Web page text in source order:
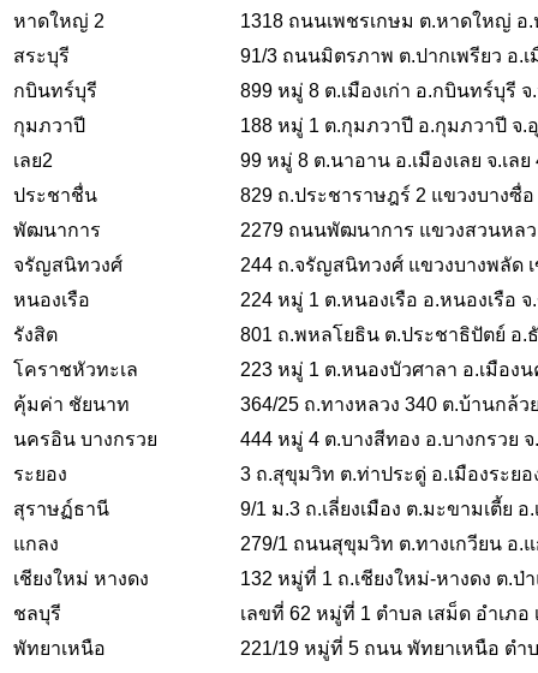
หาดใหญ่ 2
1318 ถนนเพชรเกษม ต.หาดใหญ่ อ
สระบุรี
91/3 ถนนมิตรภาพ ต.ปากเพรียว อ.เ
กบินทร์บุรี
899 หมู่ 8 ต.เมืองเก่า อ.กบินทร์บุรี
กุมภวาปี
188 หมู่ 1 ต.กุมภวาปี อ.กุมภวาปี จ.
เลย2
99 หมู่ 8 ต.นาอาน อ.เมืองเลย จ.เลย
ประชาชื่น
829 ถ.ประชาราษฎร์ 2 แขวงบางซื่
พัฒนาการ
2279 ถนนพัฒนาการ แขวงสวนหล
จรัญสนิทวงศ์
244 ถ.จรัญสนิทวงศ์ แขวงบางพลัด
หนองเรือ
224 หมู่ 1 ต.หนองเรือ อ.หนองเรือ
รังสิต
801 ถ.พหลโยธิน ต.ประชาธิปัตย์ อ.
โคราชหัวทะเล
223 หมู่ 1 ต.หนองบัวศาลา อ.เมือง
คุ้มค่า ชัยนาท
364/25 ถ.ทางหลวง 340 ต.บ้านกล้ว
นครอิน บางกรวย
444 หมู่ 4 ต.บางสีทอง อ.บางกรวย
ระยอง
3 ถ.สุขุมวิท ต.ท่าประดู่ อ.เมืองระยอ
สุราษฏ์ธานี
9/1 ม.3 ถ.เลี่ยงเมือง ต.มะขามเตี้ย
แกลง
279/1 ถนนสุขุมวิท ต.ทางเกวียน อ.แ
เชียงใหม่ หางดง
132 หมู่ที่ 1 ถ.เชียงใหม่-หางดง ต.ป่
ชลบุรี
เลขที่ 62 หมู่ที่ 1 ตำบล เสม็ด อำเภ
พัทยาเหนือ
221/19 หมู่ที่ 5 ถนน พัทยาเหนือ ตำ